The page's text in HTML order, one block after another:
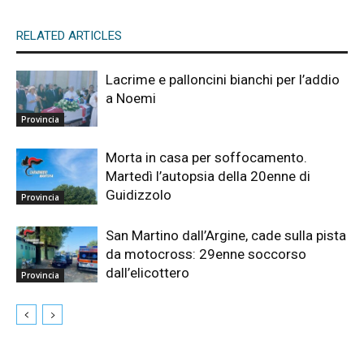
RELATED ARTICLES
Provincia
Lacrime e palloncini bianchi per l’addio
a Noemi
Provincia
Morta in casa per soffocamento.
Martedì l’autopsia della 20enne di
Guidizzolo
Provincia
San Martino dall’Argine, cade sulla pista
da motocross: 29enne soccorso
dall’elicottero